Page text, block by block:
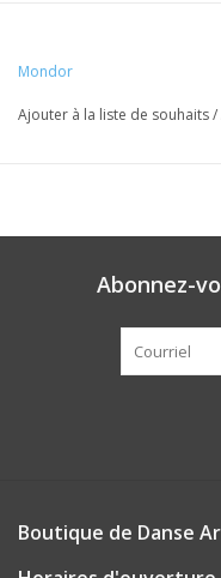
Mondor
Ajouter à la liste de souhaits/
Abonnez-
Boutique de Danse